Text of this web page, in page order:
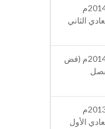
مرسوم أميري رقم (64) لسنة 2014م
الثاني
مرسوم أميري رقم (45) لسنة 2014م (فض
مرسوم أميري رقم (10) لسنة 2013م
الأول